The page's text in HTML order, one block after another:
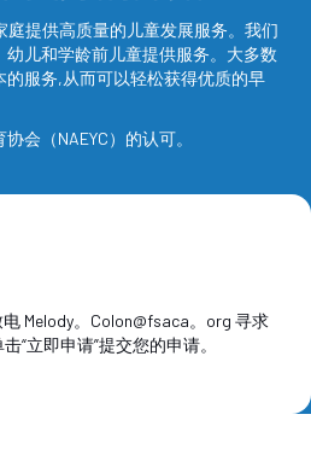
庭提供高质量的儿童发展服务。我们
儿和学龄前儿童提供服务。大多数
服务,从而可以轻松获得优质的早
会（NAEYC）的认可。
电 Melody。Colon@fsaca。org 寻求
“立即申请”提交您的申请。